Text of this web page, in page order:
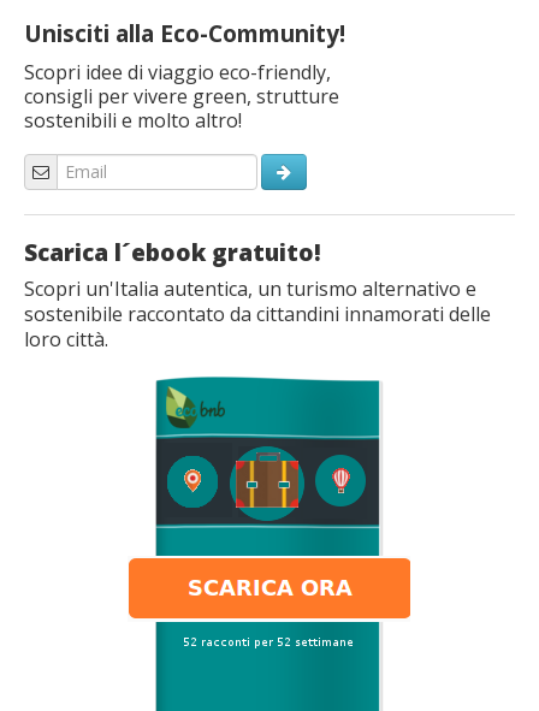
Unisciti alla Eco-Community!
Scopri idee di viaggio eco-friendly,
consigli per vivere green, strutture
sostenibili e molto altro!
Scarica l´ebook gratuito!
Scopri un'Italia autentica, un turismo alternativo e
sostenibile raccontato da cittandini innamorati delle
loro città.